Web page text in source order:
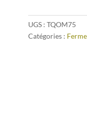
UGS : TQOM75
Catégories :